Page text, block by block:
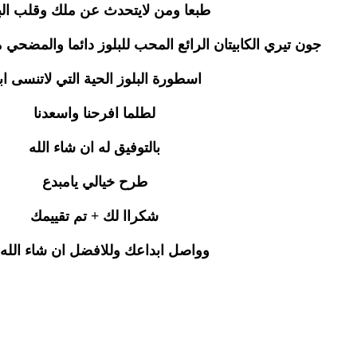
طبعا ومن لايتحدث عن ملك وقلب
جون تيري الكابيتان الرائع المحب للبلوز دائما
اسطورة البلوز الحية التي لاتنسى
لطلما افرحنا واسعدنا
بالتوفيق له ان شاء الله
طرح خيالي يامبدع
شكراا لك + تم تقييمك
وواصل ابداعك وللافضل ان شاء